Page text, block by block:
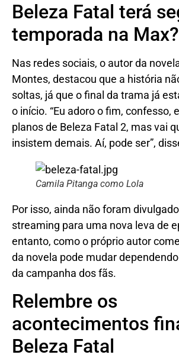
Beleza Fatal terá
temporada na Max?
Nas redes sociais, o autor da
Montes, destacou que a história
soltas, já que o final da trama já
o início. “Eu adoro o fim, confesso,
planos de Beleza Fatal 2, mas vai
insistem demais. Aí, pode ser”,
Camila Pitanga como Lola
Por isso, ainda não foram
streaming para uma nova leva de
entanto, como o próprio autor
da novela pode mudar
da campanha dos fãs.
Relembre os
acontecimentos
Beleza Fatal